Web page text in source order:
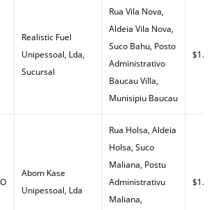
Realistic Fuel
Unipessoal, Lda,
Sucursal
Rua Vila Nova,
Aldeia Vila Nova,
Suco Bahu, Posto
Administrativo
Baucau Villa,
Munisipiu Baucau
$1.35
Abom Kase
Unipessoal, Lda
Rua Holsa, Aldeia
Holsa, Suco
Maliana, Postu
Administrativu
Maliana,
$1.30